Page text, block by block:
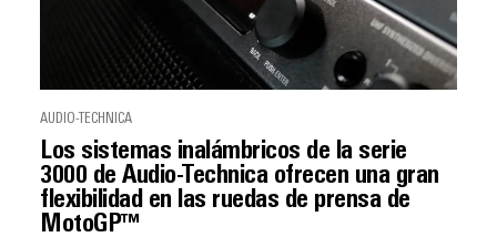
AUDIO-TECHNICA
Los sistemas inalámbricos de la serie
3000 de Audio-Technica ofrecen una gran
flexibilidad en las ruedas de prensa de
MotoGP™